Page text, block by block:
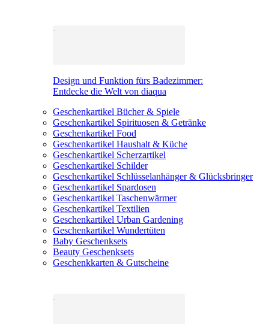
Design und Funktion fürs Badezimmer:
Entdecke die Welt von diaqua
Geschenkartikel Bücher & Spiele
Geschenkartikel Spirituosen & Getränke
Geschenkartikel Food
Geschenkartikel Haushalt & Küche
Geschenkartikel Scherzartikel
Geschenkartikel Schilder
Geschenkartikel Schlüsselanhänger & Glücksbringer
Geschenkartikel Spardosen
Geschenkartikel Taschenwärmer
Geschenkartikel Textilien
Geschenkartikel Urban Gardening
Geschenkartikel Wundertüten
Baby Geschenksets
Beauty Geschenksets
Geschenkkarten & Gutscheine